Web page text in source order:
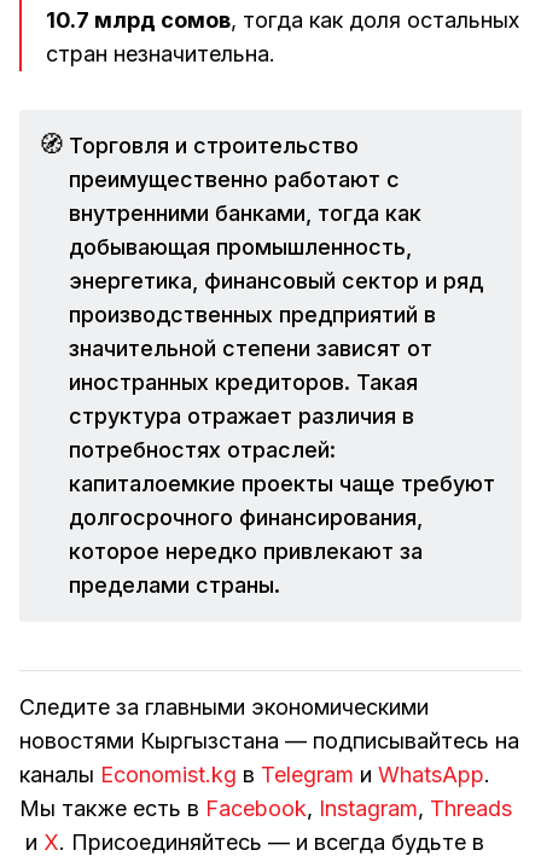
10.7 млрд сомов, тогда как доля остальных
стран незначительна.
🧭 Торговля и строительство
преимущественно работают с
внутренними банками, тогда как
добывающая промышленность,
энергетика, финансовый сектор и ряд
производственных предприятий в
значительной степени зависят от
иностранных кредиторов. Такая
структура отражает различия в
потребностях отраслей:
капиталоемкие проекты чаще требуют
долгосрочного финансирования,
которое нередко привлекают за
пределами страны.
Следите за главными экономическими
новостями Кыргызстана — подписывайтесь на
каналы Economist.kg в Telegram и WhatsApp.
Мы также есть в Facebook, Instagram, Threads
и Х. Присоединяйтесь — и всегда будьте в